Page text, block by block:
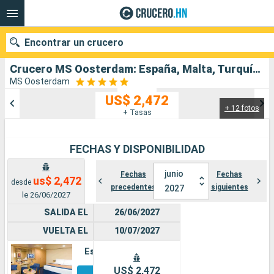
Crucero MS Oosterdam: España, Malta, Turquía, Montenegro, Grecia, Italia salida desde Barcelona
MS Oosterdam
+ 12 fotos
US$ 2,472
+ Tasas
FECHAS Y DISPONIBILIDAD
desde us$ 2,472
le 26/06/2027
Fechas
precedentes
junio
2027
Fechas
siguientes
SALIDA EL
VUELTA EL
Estándar
Otros
26/06/2027
10/07/2027
US$ 2,472
Encontrar un crucero
Puertos Compañías
Buscar